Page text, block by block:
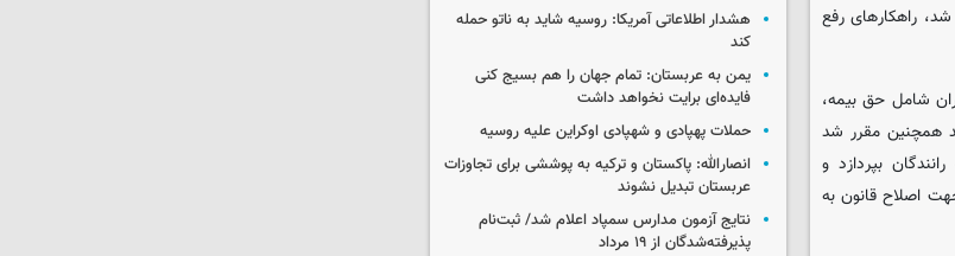
راهکارهای رفع
شامل حق بیمه،
همچنین مقرر شد
بپردازد و
اصلاح قانون به
هشدار اطلاعاتی آمریکا: روسیه شاید به ناتو حمله
کند
یمن به عربستان: تمام جهان را هم بسیج کنی
فایده‌ای برایت نخواهد داشت
حملات پهپادی و شهپادی اوکراین علیه روسیه
انصارالله: پاکستان و ترکیه به پوششی برای تجاوزات
عربستان تبدیل نشوند
نتایج آزمون مدارس سمپاد اعلام شد/ ثبت‌نام
پذیرفته‌شدگان از ۱۹ مرداد